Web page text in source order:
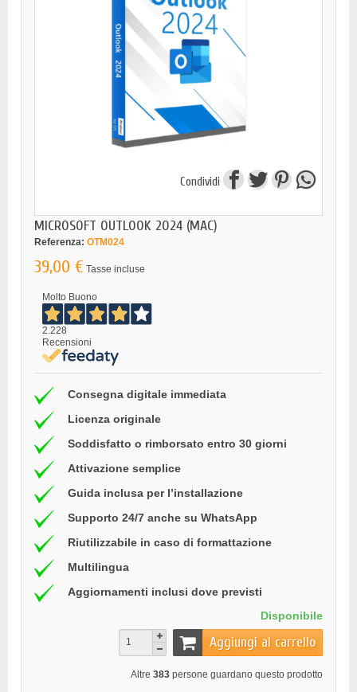
Condividi
MICROSOFT OUTLOOK 2024 (MAC)
Referenza: OTM024
39,00 € Tasse incluse
Molto Buono
2.228
Recensioni
Consegna digitale immediata
Licenza originale
Soddisfatto o rimborsato entro 30 giorni
Attivazione semplice
Guida inclusa per l’installazione
Supporto 24/7 anche su WhatsApp
Riutilizzabile in caso di formattazione
Multilingua
Aggiornamenti inclusi dove previsti
Disponibile
Aggiungi al carrello
Altre 383 persone guardano questo prodotto